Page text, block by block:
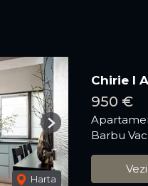
Harta
Next
Chirie I
950 €
Barbu